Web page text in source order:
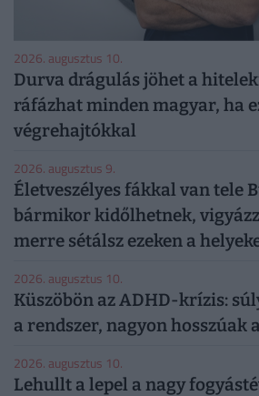
2026. augusztus 10.
Durva drágulás jöhet a
ráfázhat minden magyar, ha
végrehajtókkal
2026. augusztus 9.
Életveszélyes fákkal van tele
bármikor kidőlhetnek,
merre sétálsz ezeken a
2026. augusztus 10.
Küszöbön az ADHD-krízis:
a rendszer, nagyon hosszúak
2026. augusztus 10.
Lehullt a lepel a nagy